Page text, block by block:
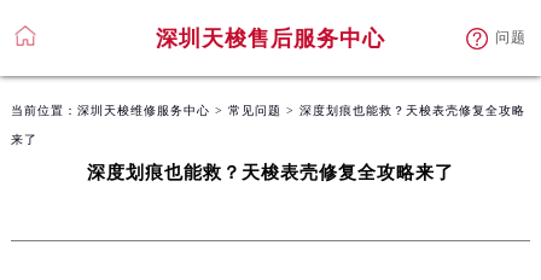
深圳天梭售后服务中心 问题
当前位置： 深圳天梭维修服务中心 > 常见问题 > 深度划痕也能救？天梭表壳修复全攻略
来了
深度划痕也能救？天梭表壳修复全攻略来了